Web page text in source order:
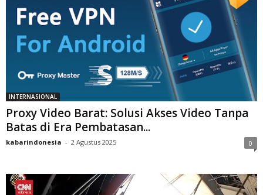
INTERNASIONAL
Proxy Video Barat: Solusi Akses Video Tanpa
Batas di Era Pembatasan...
kabarindonesia - 2 Agustus 2025 0